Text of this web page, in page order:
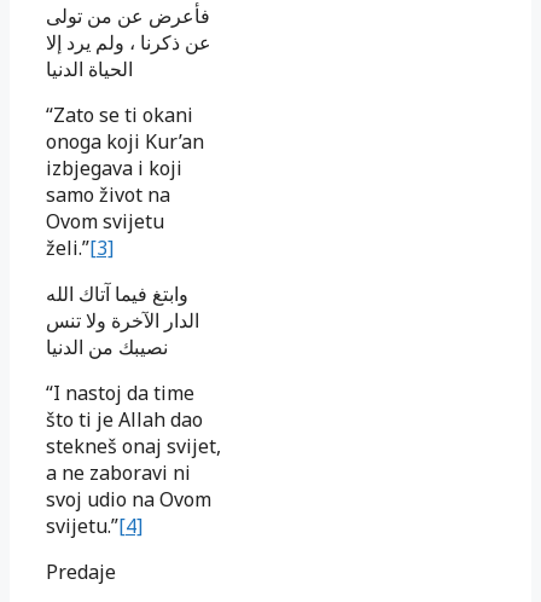
فأعرض عن من تولى
عن ذكرنا ، ولم يرد إلا
الحياة الدنيا
“Zato se ti okani
onoga koji Kur’an
izbjegava i koji
samo život na
Ovom svijetu
želi.”[3]
وابتغ فيما آتاك الله
الدار الآخرة ولا تنس
نصيبك من الدنيا
“I nastoj da time
što ti je Allah dao
stekneš onaj svijet,
a ne zaboravi ni
svoj udio na Ovom
svijetu.”[4]
Predaje